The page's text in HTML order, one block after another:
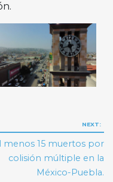
NEXT:
menos 15 muertos por
colisión múltiple en la
México-Puebla.